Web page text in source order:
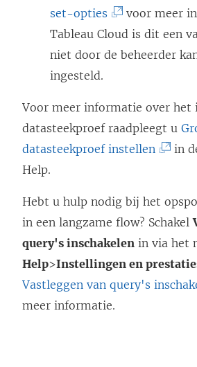
set-opties
L
i
w
o
r
t
i
n
e
e
n
voor meer
Tableau Cloud is dit een
niet door de beheerder
ingesteld.
Voor meer informatie over het
datasteekproef raadpleegt u
datasteekproef instellen
n
k
w
o
r
in
Help.
Hebt u hulp nodig bij het
in een langzame flow? Schakel
query's inschakelen in via het
Help>Instellingen en
Vastleggen van query's
meer informatie.